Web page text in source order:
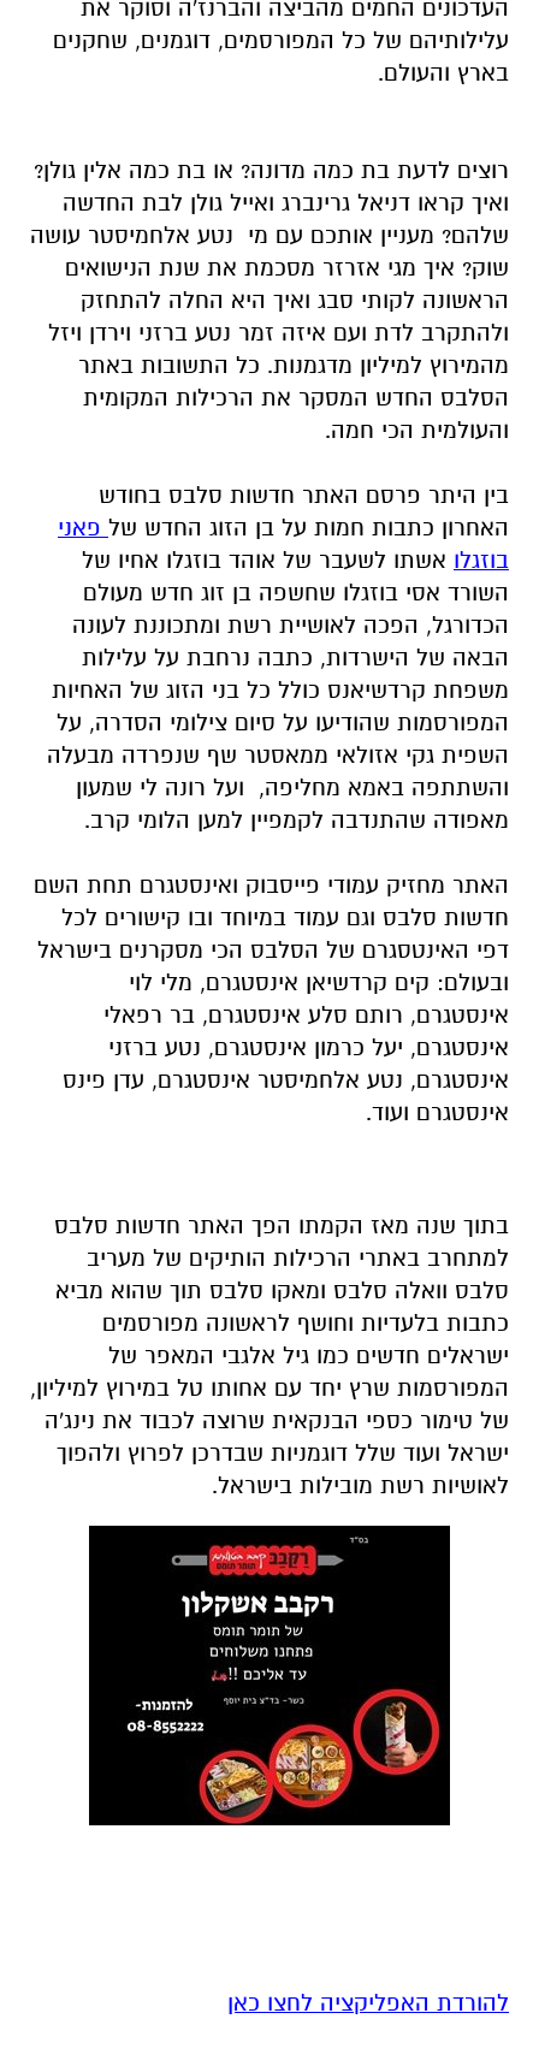
העדכונים החמים מהביצה והברנז'ה וסוקר את
עלילותיהם של כל המפורסמים, דוגמנים, שחקנים
בארץ והעולם.
רוצים לדעת בת כמה מדונה? או בת כמה אלין גולן?
ואיך קראו דניאל גרינברג ואייל גולן לבת החדשה
שלהם? מעניין אותכם עם מי נטע אלחמיסטר עושה
שוק? איך מגי אזרזר מסכמת את שנת הנישואים
הראשונה לקותי סבג ואיך היא החלה להתחזק
ולהתקרב לדת ועם איזה זמר נטע ברזני וירדן ויזל
מהמירוץ למיליון מדגמנות. כל התשובות באתר
הסלבס החדש המסקר את הרכילות המקומית
והעולמית הכי חמה.
בין היתר פרסם האתר חדשות סלבס בחודש
האחרון כתבות חמות על בן הזוג החדש של פאני
בוזגלו אשתו לשעבר של אוהד בוזגלו אחיו של
השורד אסי בוזגלו שחשפה בן זוג חדש מעולם
הכדורגל, הפכה לאושיית רשת ומתכוננת לעונה
הבאה של הישרדות, כתבה נרחבת על עלילות
משפחת קרדשיאנס כולל כל בני הזוג של האחיות
המפורסמות שהודיעו על סיום צילומי הסדרה, על
השפית גקי אזולאי ממאסטר שף שנפרדה מבעלה
והשתתפה באמא מחליפה, ועל רונה לי שמעון
מאפודה שהתנדבה לקמפיין למען הלומי קרב.
האתר מחזיק עמודי פייסבוק ואינסטגרם תחת השם
חדשות סלבס וגם עמוד במיוחד ובו קישורים לכל
דפי האינטסגרם של הסלבס הכי מסקרנים בישראל
ובעולם: קים קרדשיאן אינסטגרם, מלי לוי
אינסטגרם, רותם סלע אינסטגרם, בר רפאלי
אינסטגרם, יעל כרמון אינסטגרם, נטע ברזני
אינסטגרם, נטע אלחמיסטר אינסטגרם, עדן פינס
אינסטגרם ועוד.
בתוך שנה מאז הקמתו הפך האתר חדשות סלבס
למתחרב באתרי הרכילות הותיקים של מעריב
סלבס וואלה סלבס ומאקו סלבס תוך שהוא מביא
כתבות בלעדיות וחושף לראשונה מפורסמים
ישראלים חדשים כמו גיל אלגבי המאפר של
המפורסמות שרץ יחד עם אחותו טל במירוץ למיליון,
של טימור כספי הבנקאית שרוצה לכבוד את נינג'ה
ישראל ועוד שלל דוגמניות שבדרכן לפרוץ ולהפוך
לאושיות רשת מובילות בישראל.
להורדת האפליקציה לחצו כאן